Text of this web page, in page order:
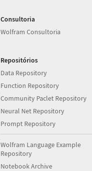
Consultoria
Wolfram Consultoria
Repositórios
Data Repository
Function Repository
Community Paclet Repository
Neural Net Repository
Prompt Repository
Wolfram Language Example
Repository
Notebook Archive